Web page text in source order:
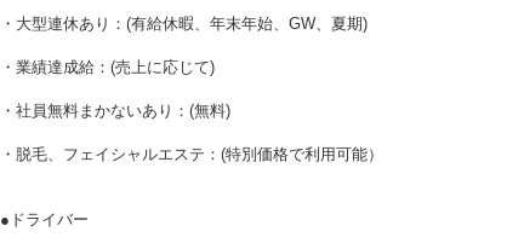
・大型連休あり：(有給休暇、年末年始、GW、夏期)
・業績達成給：(売上に応じて)
・社員無料まかないあり：(無料)
・脱毛、フェイシャルエステ：(特別価格で利用可能）
●ドライバー